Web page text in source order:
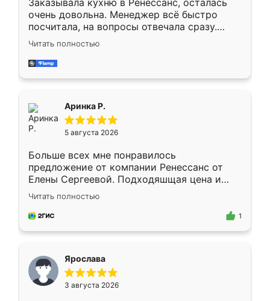
Заказывала кухню в Ренессанс, осталась
очень довольна. Менеджер всё быстро
посчитала, на вопросы отвечала сразу.
Замерщик приехал в субботу, подошёл к
делу со всей ответственностью. Собрали
за день, ребята работали аккуратно, даже
Читать полностью
Аринка Р.
5 августа 2026
Больше всех мне понравилось
предложение от компании Ренессанс от
Елены Сергеевой. Подходяшщая цена и
короткие сроки изготовления. Приехавший
для замера сотрудник Владислав
предложил по моему эскизу самый
Читать полностью
1
Ярослава
3 августа 2026